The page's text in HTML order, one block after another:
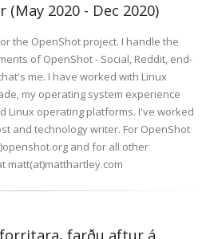
2020 - Dec 2020)
the OpenShot project. I handle the
of OpenShot - Social, Reddit, end-
me. I have worked with Linux
my operating system experience
Linux operating platforms. I've worked
and technology writer. For OpenShot
and for all other
matt(at)matthartley.com
farðu aftur á